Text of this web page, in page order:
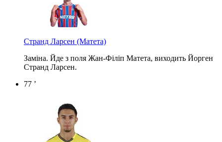
Странд Ларсен (Матета)
Заміна. Йде з поля Жан-Філіп Матета, виходить Йорген
Странд Ларсен.
77 ’